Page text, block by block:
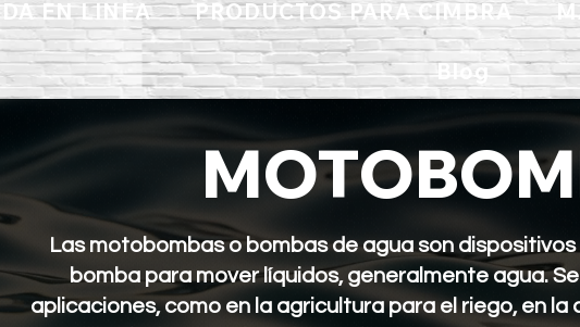
EN LINEA PRODUCTOS PARA CIMBRA
Blog
Las motobombas o bombas de agua son
bomba para mover líquidos, generalmente agua.
aplicaciones, como en la agricultura para el riego, en